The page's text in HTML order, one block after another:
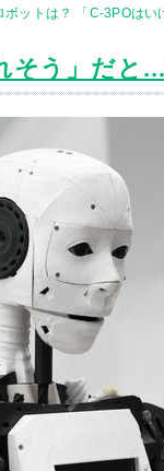
ボットは？ 「C-3POは
そう」だと...